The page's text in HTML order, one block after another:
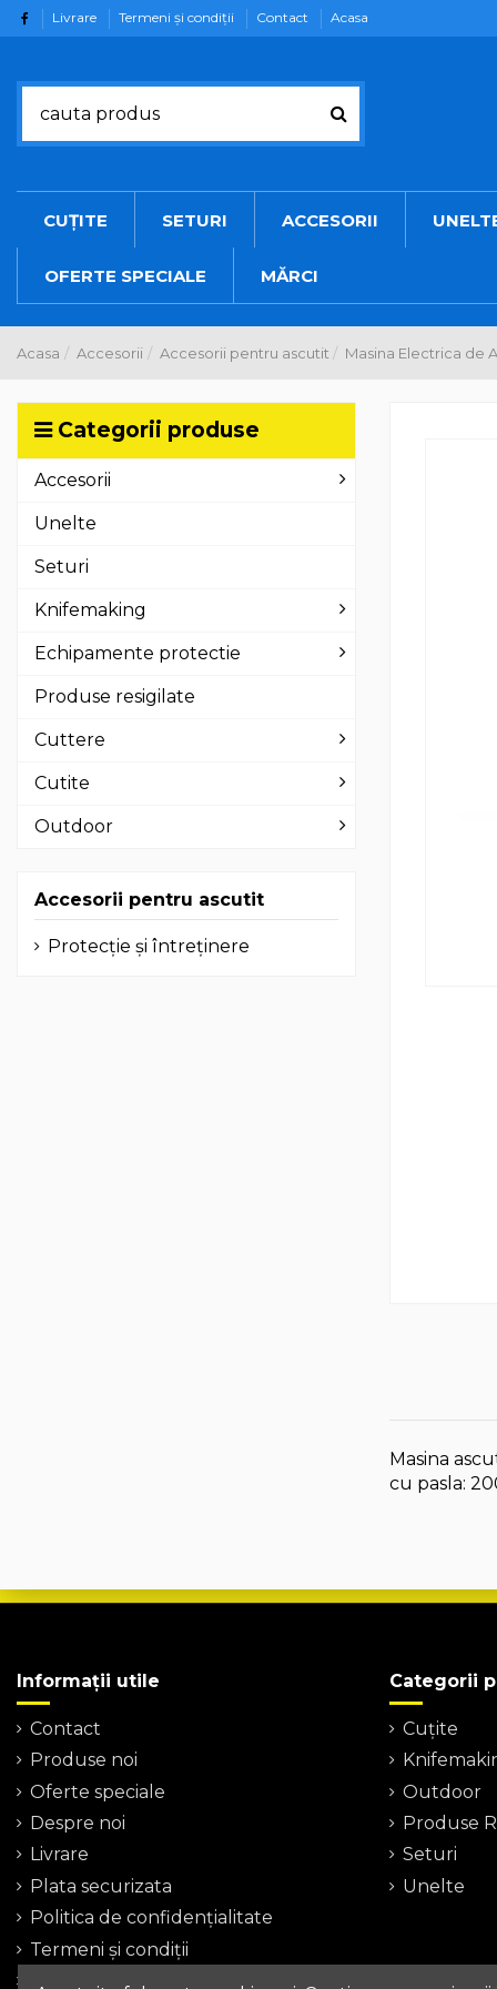
Livrare Termeni şi condiţii Contact Acasa
CUȚITE SETURI ACCESORII
OFERTE SPECIALE MĂRCI
Acasa Accesorii Accesorii pentru ascutit Masina Electrica de
Masina
cu pasla:
Categorii produse
Accesorii
Unelte
Seturi
Knifemaking
Echipamente protectie
Produse resigilate
Cuttere
Cutite
Outdoor
Accesorii pentru ascutit
Protecție și întreținere
Informații utile
Contact
Produse noi
Oferte speciale
Despre noi
Livrare
Plata securizata
Politica de confidențialitate
Termeni şi condiţii
Harta site-ului
Categorii
Cuțite
Outdoor
Produse
Seturi
Unelte